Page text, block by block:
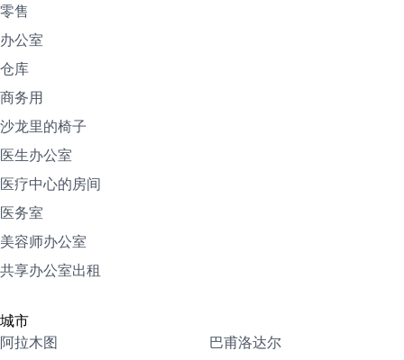
零售
办公室
仓库
商务用
沙龙里的椅子
医生办公室
医疗中心的房间
医务室
美容师办公室
共享办公室出租
城市
阿拉木图
巴甫洛达尔